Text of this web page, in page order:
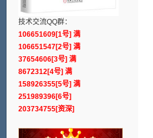
技术交流QQ群：
106651609[1号] 满
106651547[2号] 满
37654606[3号] 满
8672312[4号] 满
158926355[5号] 满
251989396[6号]
203734755[资深]